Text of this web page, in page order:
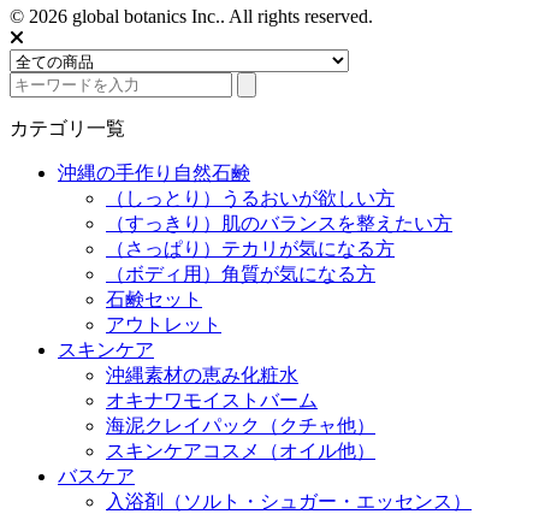
© 2026 global botanics Inc.. All rights reserved.
カテゴリ一覧
沖縄の手作り自然石鹸
（しっとり）うるおいが欲しい方
（すっきり）肌のバランスを整えたい方
（さっぱり）テカリが気になる方
（ボディ用）角質が気になる方
石鹸セット
アウトレット
スキンケア
沖縄素材の恵み化粧水
オキナワモイストバーム
海泥クレイパック（クチャ他）
スキンケアコスメ（オイル他）
バスケア
入浴剤（ソルト・シュガー・エッセンス）